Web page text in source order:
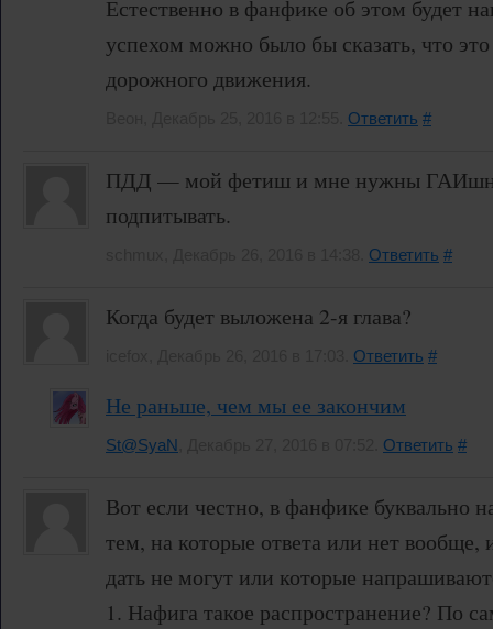
Естественно в фанфике об этом будет
успехом можно было бы сказать, что
дорожного движения.
Ответить #
ПДД — мой фетиш и мне нужны
подпитывать.
Ответить #
Когда будет выложена 2-я глава?
Ответить #
Не раньше, чем мы ее закончим
St@SyaN Ответить #
Вот если честно, в фанфике буквально
тем, на которые ответа или нет вообще,
дать не могут или которые
1. Нафига такое распространение? По